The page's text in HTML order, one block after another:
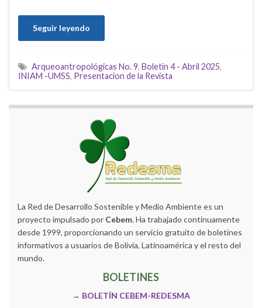
Seguir leyendo
Arqueoantropológicas No. 9, Boletin 4 - Abril 2025,
INIAM -UMSS, Presentacion de la Revista
La Red de Desarrollo Sostenible y Medio Ambiente es un
proyecto impulsado por Cebem. Ha trabajado continuamente
desde 1999, proporcionando un servicio gratuito de boletines
informativos a usuarios de Bolivia, Latinoamérica y el resto del
mundo.
BOLETINES
→ BOLETÍN CEBEM-REDESMA